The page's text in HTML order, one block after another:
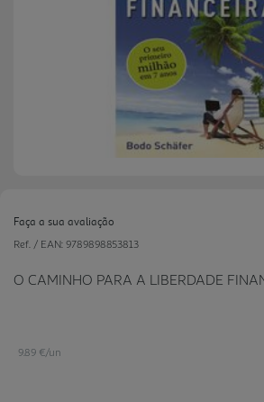
Faça a sua avaliação
Ref. / EAN: 9789898853813
O CAMINHO PARA A LIBERDADE
9.89 €/un